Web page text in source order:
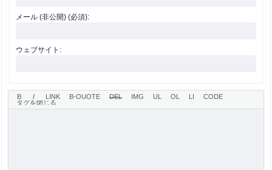
メール (非公開) (必須):
ウェブサイト: